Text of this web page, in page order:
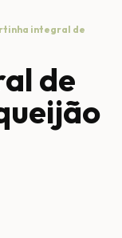
integral de
de